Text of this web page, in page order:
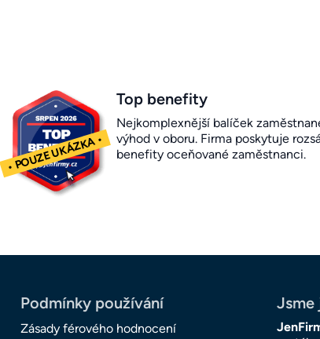
Top benefity
Nejkomplexnější balíček
výhod v oboru. Firma poskytuje
benefity oceňované zaměstnanci.
Podmínky používání
Zásady férového hodnocení
Jsme